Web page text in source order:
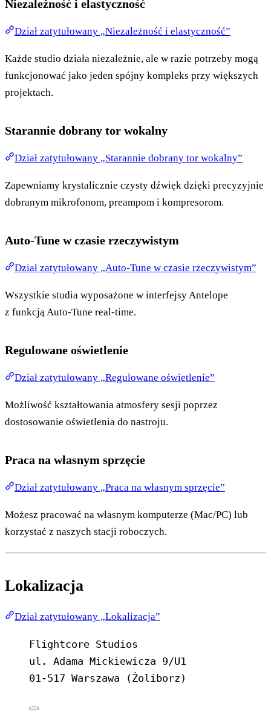
Niezależność i elastyczność
Dział zatytułowany „Niezależność i elastyczność”
Każde studio działa niezależnie, ale w razie potrzeby mogą
funkcjonować jako jeden spójny kompleks przy większych
projektach.
Starannie dobrany tor wokalny
Dział zatytułowany „Starannie dobrany tor wokalny”
Zapewniamy krystalicznie czysty dźwięk dzięki precyzyjnie
dobranym mikrofonom, preampom i kompresorom.
Auto-Tune w czasie rzeczywistym
Dział zatytułowany „Auto-Tune w czasie rzeczywistym”
Wszystkie studia wyposażone w interfejsy Antelope
z funkcją Auto-Tune real-time.
Regulowane oświetlenie
Dział zatytułowany „Regulowane oświetlenie”
Możliwość kształtowania atmosfery sesji poprzez
dostosowanie oświetlenia do nastroju.
Praca na własnym sprzęcie
Dział zatytułowany „Praca na własnym sprzęcie”
Możesz pracować na własnym komputerze (Mac/PC) lub
korzystać z naszych stacji roboczych.
Lokalizacja
Dział zatytułowany „Lokalizacja”
Flightcore Studios
ul. Adama Mickiewicza 9/U1
01-517 Warszawa (Żoliborz)